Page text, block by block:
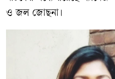
ও জল জোছনা।